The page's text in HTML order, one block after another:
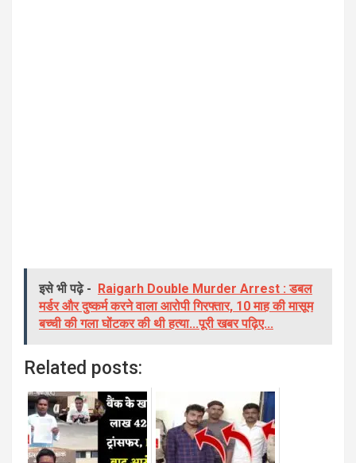
इसे भी पढ़े -
Raigarh Double Murder Arrest : डबल
मर्डर और दुष्कर्म करने वाला आरोपी गिरफ्तार, 10 माह की मासूम
बच्ची की गला घोंटकर की थी हत्या...पूरी खबर पढ़िए...
Related posts: